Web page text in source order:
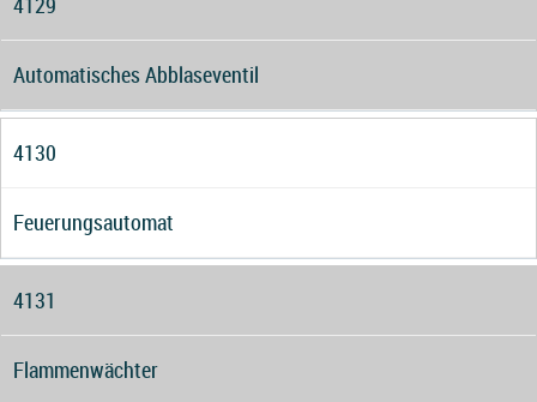
Automatisches Abblaseventil
4130
Feuerungsautomat
4131
Flammenwächter